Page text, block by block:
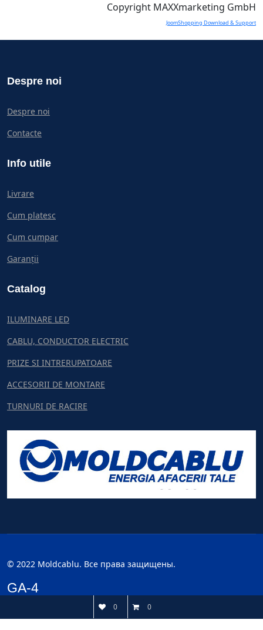
Copyright MAXXmarketing GmbH
JoomShopping Download & Support
Despre noi
Despre noi
Contacte
Info utile
Livrare
Cum platesc
Cum cumpar
Garanții
Catalog
ILUMINARE LED
CABLU, CONDUCTOR ELECTRIC
PRIZE SI INTRERUPATOARE
ACCESORII DE MONTARE
TURNURI DE RACIRE
© 2022 Moldcablu. Все права защищены.
GA-4
0 0